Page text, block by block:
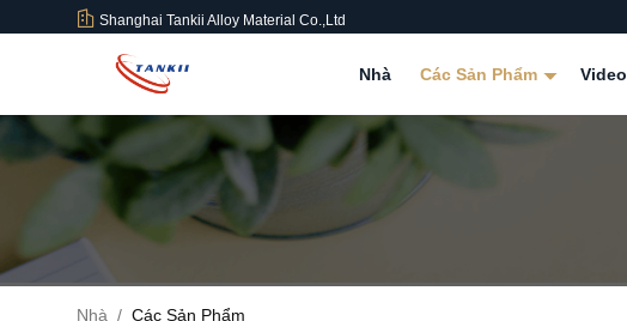
Shanghai Tankii Alloy Material Co.,Ltd
Nhà Các Sản Phẩm Video
Nhà / Các Sản Phẩm